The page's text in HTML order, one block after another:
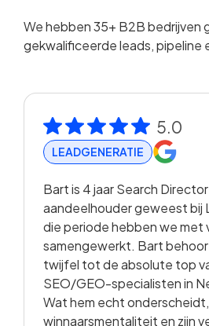
We hebben 35+ B2B bedrijven
gekwalificeerde leads, pipeline
5.0
LEADGENERATIE
Bart is 4 jaar Search
aandeelhouder geweest bij
die periode hebben we met
samengewerkt. Bart
twijfel tot de absolute top
SEO/GEO-specialisten in
Wat hem echt onderscheidt,
winnaarsmentaliteit en zijn